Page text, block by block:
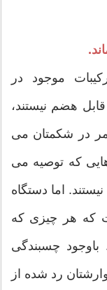
موجود در
هضم نیستند،
در شکمتان می
که توصیه می
اما دستگاه
که هر چیزی که
چسبندگی
رد شده از